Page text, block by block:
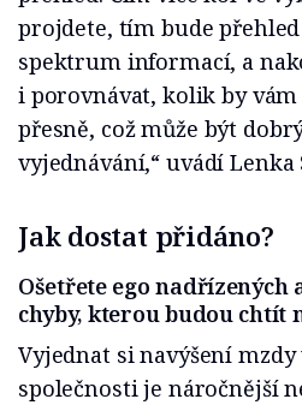
projdete, tím bude
spektrum informací, a
i porovnávat, kolik by vám
přesně, což může být
vyjednávání,“ uvádí Lenka
Jak dostat přidáno?
Ošetřete ego nadřízených
chyby, kterou budou chtít
Vyjednat si navýšení
společnosti je náročnější